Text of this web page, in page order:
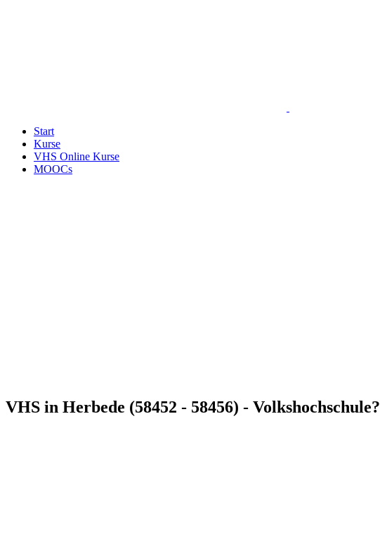
Start
Kurse
VHS Online Kurse
MOOCs
VHS in Herbede (58452 - 58456) - Volkshochschule?